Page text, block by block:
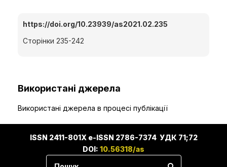
https://doi.org/10.23939/as2021.02.235
Сторінки 235-242
Використані джерела
Використані джерела в процесі публікації
ISSN 2411-801X e-ISSN 2786-7374 УДК 71;72
DOI: 10.56318/as